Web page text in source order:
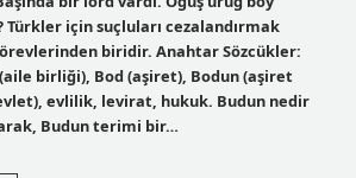
Türkler için suçluları cezalandırmak
biridir. Anahtar Sözcükler:
birliği), Bod (aşiret), Bodun (aşiret
evlilik, levirat, hukuk. Budun nedir
Budun terimi bir…